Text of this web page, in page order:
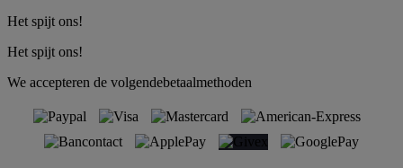
Het spijt ons!
Het spijt ons!
We accepteren de volgendebetaalmethoden